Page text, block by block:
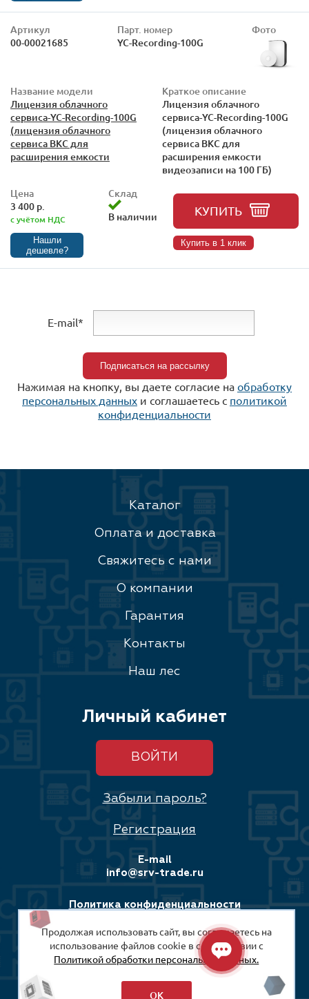
Артикул
00-00021685
Парт. номер
YC-Recording-100G
Фото
Название модели
Лицензия облачного
сервиса-YC-Recording-100G
(лицензия облачного
сервиса ВКС для
расширения емкости
Краткое описание
Лицензия облачного
сервиса-YC-Recording-100G
(лицензия облачного
сервиса ВКС для
расширения емкости
видеозаписи на 100 ГБ)
Цена
3 400 р.
с учётом НДС
Нашли
дешевле?
Склад
В наличии
КУПИТЬ
Купить в 1 клик
E-mail*
Нажимая на кнопку, вы даете согласие на обработку
персональных данных и соглашаетесь c политикой
конфиденциальности
Каталог
Оплата и доставка
Свяжитесь с нами
О компании
Гарантия
Контакты
Наш лес
Личный кабинет
ВОЙТИ
Забыли пароль?
Регистрация
E-mail
info@srv-trade.ru
Политика конфиденциальности
Соглашение на обработку персональных данных
© 2008-2026
ООО «СРВ-Трейд»
Продолжая использовать сайт, вы соглашаетесь на
использование файлов cookie в соответствии с
Политикой обработки персональных данных.
ОК